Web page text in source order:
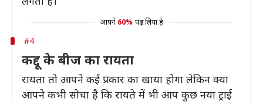
आपने 60% पढ़ लिया है
#4
कद्दू के बीज का रायता
रायता तो आपने कई प्रकार का खाया होगा लेकिन क्या
आपने कभी सोचा है कि रायते में भी आप कुछ नया ट्राई